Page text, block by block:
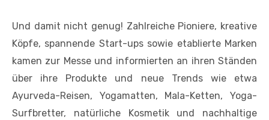
Und damit nicht genug! Zahlreiche Pioniere, kreative
Köpfe, spannende Start-ups sowie etablierte Marken
kamen zur Messe und informierten an ihren Ständen
über ihre Produkte und neue Trends wie etwa
Ayurveda-Reisen, Yogamatten, Mala-Ketten, Yoga-
Surfbretter, natürliche Kosmetik und nachhaltige